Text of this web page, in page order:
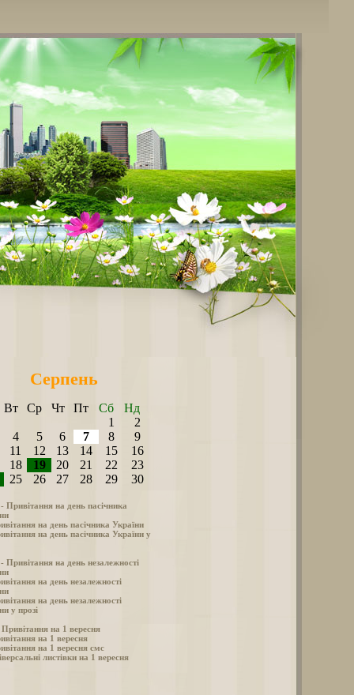
Серпень
Вт Ср Чт Пт Сб
Нд
1
2
4
5 6 7 8
9
11
12 13 14 15
16
18
19 20 21 22
23
25
26 27 28 29 30
Привітання на день пасічника
на день пасічника України
на день пасічника України у
Привітання на день незалежності
на день незалежності
на день незалежності
у прозі
на 1 вересня
на 1 вересня
на 1 вересня смс
листівки на 1 вересня